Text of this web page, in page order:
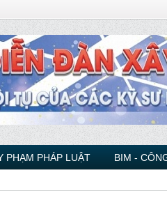
PHẠM PHÁP LUẬT BIM -